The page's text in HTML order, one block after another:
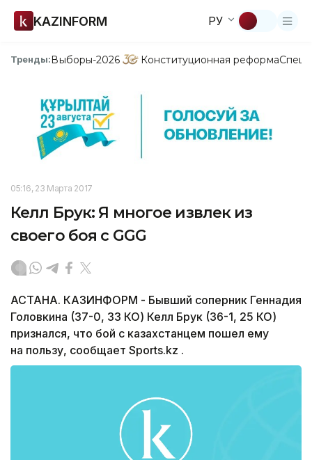
KAZINFORM РУ
Тренды:Выборы-2026 Конституционная реформа
05:16, 23 Марта 2017
Келл Брук: Я многое извлек из
своего боя с GGG
АСТАНА. КАЗИНФОРМ - Бывший соперник Геннадия
Головкина (37-0, 33 КО) Келл Брук (36-1, 25 КО)
признался, что бой с казахстанцем пошел ему
на пользу, сообщает Sports.kz .